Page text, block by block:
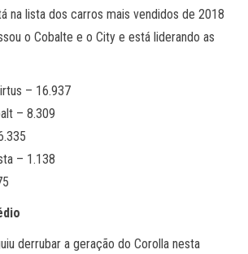
na lista dos carros mais vendidos de 2018
o Cobalte e o City e está liderando as
– 16.937
– 8.309
– 1.138
derrubar a geração do Corolla nesta